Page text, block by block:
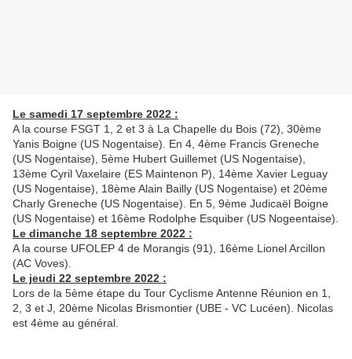
Le samedi 17 septembre 2022 :
A la course FSGT 1, 2 et 3 à La Chapelle du Bois (72), 30ème
Yanis Boigne (US Nogentaise). En 4, 4ème Francis Greneche
(US Nogentaise), 5ème Hubert Guillemet (US Nogentaise),
13ème Cyril Vaxelaire (ES Maintenon P), 14ème Xavier Leguay
(US Nogentaise), 18ème Alain Bailly (US Nogentaise) et 20ème
Charly Greneche (US Nogentaise). En 5, 9ème Judicaël Boigne
(US Nogentaise) et 16ème Rodolphe Esquiber (US Nogeentaise).
Le dimanche 18 septembre 2022 :
A la course UFOLEP 4 de Morangis (91), 16ème Lionel Arcillon
(AC Voves).
Le jeudi 22 septembre 2022 :
Lors de la 5ème étape du Tour Cyclisme Antenne Réunion en 1,
2, 3 et J, 20ème Nicolas Brismontier (UBE - VC Lucéen). Nicolas
est 4ème au général.